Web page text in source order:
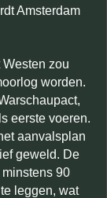
Amsterdam
Westen zou
worden.
eerste voeren.
aanvalsplan
geweld. De
90
leggen, wat